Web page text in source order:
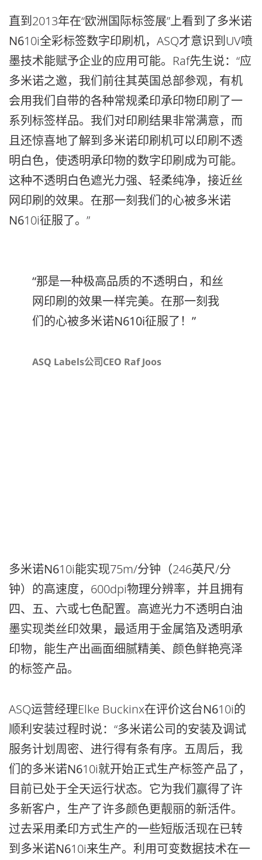
直到2013年在“欧洲国际标签展”上看到了多米诺
N610i全彩标签数字印刷机，ASQ才意识到UV喷
墨技术能赋予企业的应用可能。Raf先生说：“应
多米诺之邀，我们前往其英国总部参观，有机
会用我们自带的各种常规柔印承印物印刷了一
系列标签样品。我们对印刷结果非常满意，而
且还惊喜地了解到多米诺印刷机可以印刷不透
明白色，使透明承印物的数字印刷成为可能。
这种不透明白色遮光力强、轻柔纯净，接近丝
网印刷的效果。在那一刻我们的心被多米诺
N610i征服了。”
“那是一种极高品质的不透明白，和丝
网印刷的效果一样完美。在那一刻我
们的心被多米诺N610i征服了！”
ASQ Labels公司CEO Raf Joos
多米诺N610i能实现75m/分钟（246英尺/分
钟）的高速度，600dpi物理分辨率，并且拥有
四、五、六或七色配置。高遮光力不透明白油
墨实现类丝印效果，最适用于金属箔及透明承
印物，能生产出画面细腻精美、颜色鲜艳亮泽
的标签产品。
ASQ运营经理Elke Buckinx在评价这台N610i的
顺利安装过程时说：“多米诺公司的安装及调试
服务计划周密、进行得有条有序。五周后，我
们的多米诺N610i就开始正式生产标签产品了，
目前已处于全天运行状态。它为我们赢得了许
多新客户，生产了许多颜色更靓丽的新活件。
过去采用柔印方式生产的一些短版活现在已转
到多米诺N610i来生产。利用可变数据技术在一